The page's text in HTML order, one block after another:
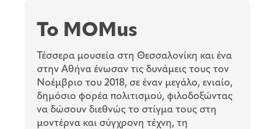
To MOMus
Τέσσερα μουσεία στη Θεσσαλονίκη και ένα
στην Αθήνα ένωσαν τις δυνάμεις τους τον
Νοέμβριο του 2018, σε έναν μεγάλο, ενιαίο,
δημόσιο φορέα πολιτισμού, φιλοδοξώντας
να δώσουν διεθνώς το στίγμα τους στη
μοντέρνα και σύγχρονη τέχνη, τη